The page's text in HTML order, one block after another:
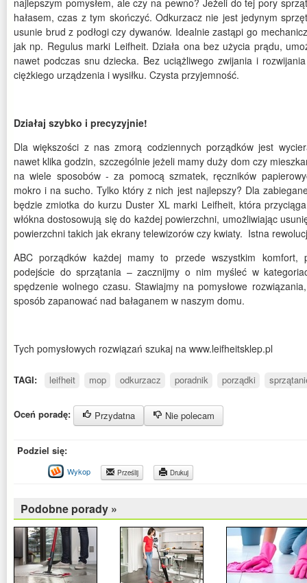
najlepszym pomysłem, ale czy na pewno? Jeżeli do tej pory
hałasem, czas z tym skończyć. Odkurzacz nie jest jedynym
usunie brud z podłogi czy dywanów. Idealnie zastąpi go
jak np. Regulus marki Leifheit. Działa ona bez użycia prądu,
nawet podczas snu dziecka. Bez uciążliwego zwijania i
ciężkiego urządzenia i wysiłku. Czysta przyjemność.
Działaj szybko i precyzyjnie!
Dla większości z nas zmorą codziennych porządków jest
nawet klika godzin, szczególnie jeżeli mamy duży dom czy
na wiele sposobów - za pomocą szmatek, ręczników
mokro i na sucho. Tylko który z nich jest najlepszy? Dla
będzie zmiotka do kurzu Duster XL marki Leifheit, która
włókna dostosowują się do każdej powierzchni, umożliwiając
powierzchni takich jak ekrany telewizorów czy kwiaty. Istna
ABC porządków każdej mamy to przede wszystkim komfort,
podejście do sprzątania – zacznijmy o nim myśleć w
spędzenie wolnego czasu. Stawiajmy na pomysłowe
sposób zapanować nad bałaganem w naszym domu.
Tych pomysłowych rozwiązań szukaj na www.leifheitsklep.pl
TAGI: leifheit mop odkurzacz poradnik porządki
Oceń poradę: Przydatna Nie polecam
Podziel się:
Wykop Prześlij Drukuj
Podobne porady »